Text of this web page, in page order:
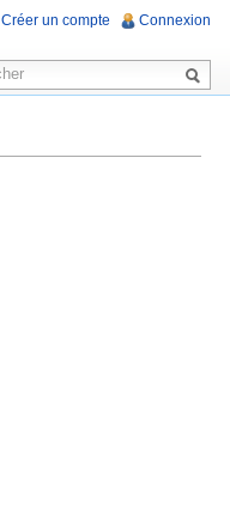
Créer un compte Connexion